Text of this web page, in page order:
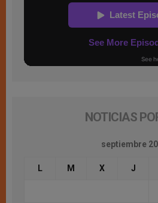
NOTICIAS
septiembre
L M X J